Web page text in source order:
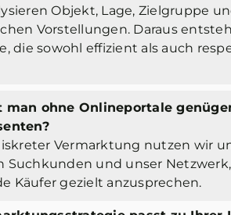
Objekt, Lage, Zielgruppe
Vorstellungen. Daraus
die sowohl effizient als auch
man ohne Onlineportale
Vermarktung nutzen wir
Suchkunden und unser
Käufer gezielt anzusprechen.